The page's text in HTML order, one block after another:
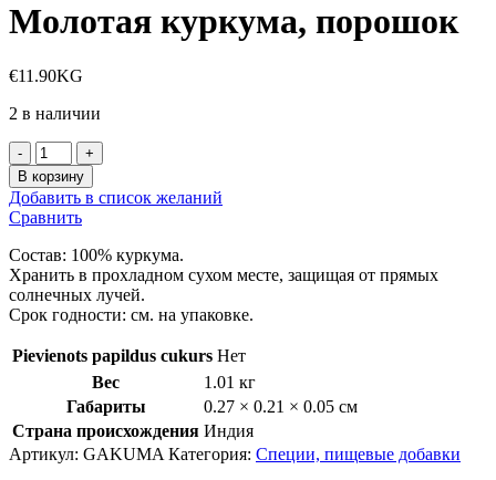
Молотая куркума, порошок
€11.90KG
2 в наличии
Количество
товара
Молотая
куркума,
порошок
В корзину
Добавить в список желаний
Сравнить
Состав: 100% куркума.
Хранить в прохладном сухом месте, защищая от прямых
солнечных лучей.
Срок годности: см. на упаковке.
Pievienots papildus cukurs Нет
Вес
1.01 кг
Габариты
0.27 × 0.21 × 0.05 см
Страна происхождения Индия
Артикул: GAKUMA Категория: Специи, пищевые добавки